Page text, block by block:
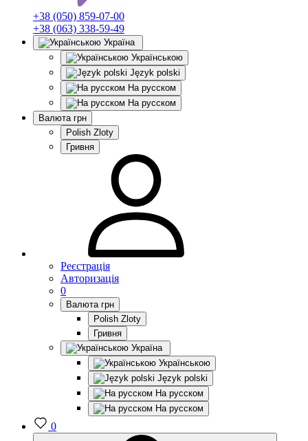
+38 (050) 859-07-00
+38 (063) 338-59-49
Україна
Українською
Język polski
На русском
На русском
Валюта грн
Polish Zloty
Гривня
Реєстрація
Авторизація
0
Валюта грн
Polish Zloty
Гривня
Україна
Українською
Język polski
На русском
На русском
0